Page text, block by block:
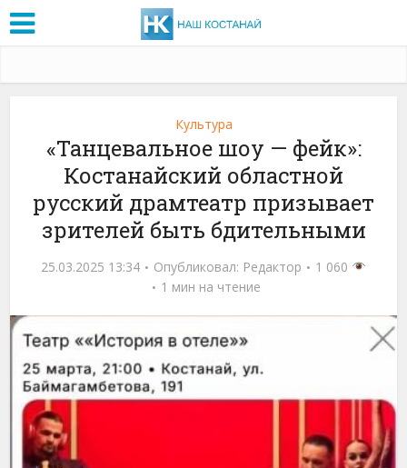
Культура
«Танцевальное шоу — фейк»:
Костанайский областной
русский драмтеатр призывает
зрителей быть бдительными
25.03.2025 13:34 Опубликовал: Редактор
1 060
1 мин на чтение